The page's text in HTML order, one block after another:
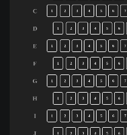
C
D
E
F
G
H
I
J
1 2 3 4 5 6 7
1 2 3 4 5 6
1 2 3 4 5 6 7
1 2 3 4 5 6
1 2 3 4 5 6 7
1 2 3 4 5 6
2 3 4 5 6 7
2 3 4 5 6